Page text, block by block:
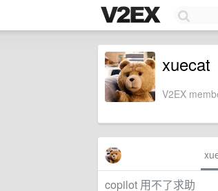
xuecat
V2EX
copilot 用不了求助